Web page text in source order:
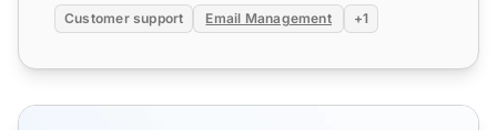
Customer support Email Management +1
Χαρακτηριστικά Ανίχνευσης Σύγκρουσης Πράκτορα